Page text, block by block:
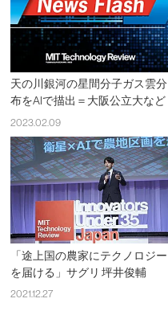
天の川銀河の星間分子ガス雲分
布をAIで描出＝大阪公立大など
2023.02.09
「途上国の農家にテクノロジー
を届ける」サグリ 坪井俊輔
2021.12.27